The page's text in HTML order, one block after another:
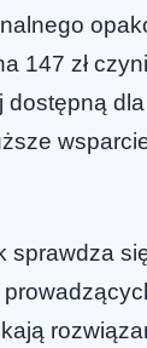
147 zł
dostępną
sprawdza